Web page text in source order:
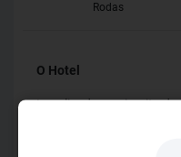
Rodas
O Hotel
Localizada no circuito